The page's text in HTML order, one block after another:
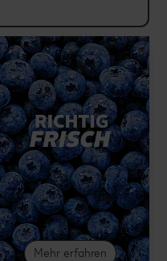
Mehr erfahren